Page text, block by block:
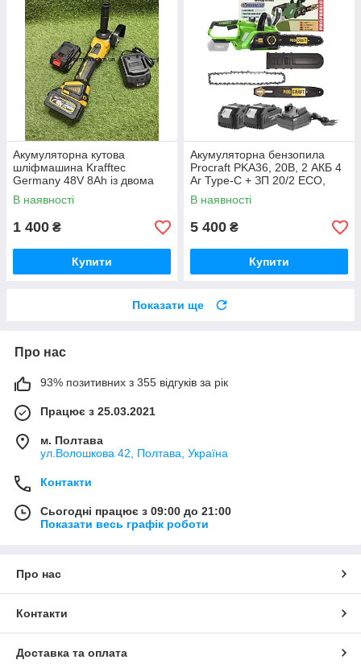
Акумуляторна кутова
шліфмашина Krafftec
Germany 48V 8Ah із двома
акумуляторами безщітковим
двигуном диском 125 мм БЕЗ
КЕЙСУ
В наявності
1 400 ₴
Купити
Акумуляторна бензопила
Procraft PKA36, 20В, 2 АКБ 4
Аг Type-C + ЗП 20/2 ECO,
шина 250 мм Німеччина
В наявності
5 400 ₴
Купити
Показати ще
Про нас
93% позитивних з 355 відгуків за рік
Працює з 25.03.2021
м. Полтава
ул.Волошкова 42, Полтава, Україна
Контакти
Сьогодні працює з 09:00 до 21:00
Показати весь графік роботи
Про нас
Контакти
Доставка та оплата